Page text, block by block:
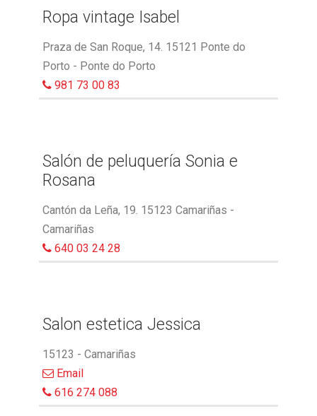
Ropa vintage Isabel
Praza de San Roque, 14. 15121 Ponte do
Porto - Ponte do Porto
981 73 00 83
Salón de peluquería Sonia e
Rosana
Cantón da Leña, 19. 15123 Camariñas -
Camariñas
640 03 24 28
Salon estetica Jessica
15123 - Camariñas
Email
616 274 088